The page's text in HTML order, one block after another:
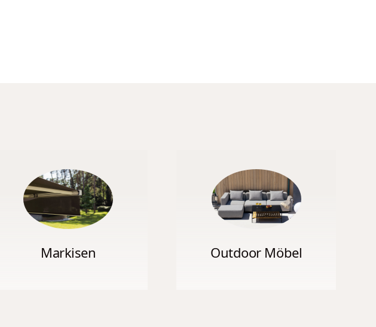
Markisen Outdoor Möbel